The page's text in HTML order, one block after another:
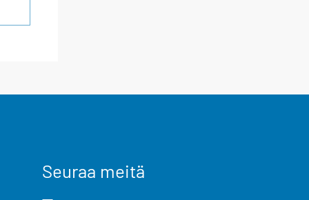
Seuraa meitä